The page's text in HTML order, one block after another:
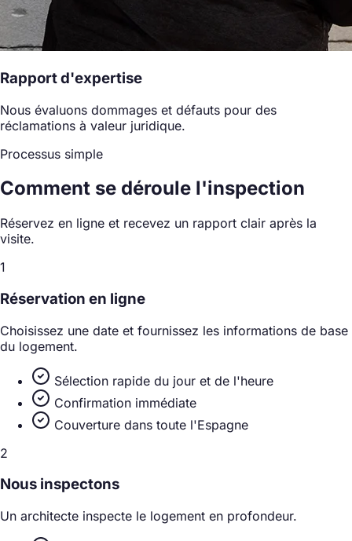
Rapport d'expertise
Nous évaluons dommages et défauts pour des
réclamations à valeur juridique.
Processus simple
Comment se déroule l'inspection
Réservez en ligne et recevez un rapport clair après la
visite.
1
Réservation en ligne
Choisissez une date et fournissez les informations de base
du logement.
Sélection rapide du jour et de l'heure
Confirmation immédiate
Couverture dans toute l'Espagne
2
Nous inspectons
Un architecte inspecte le logement en profondeur.